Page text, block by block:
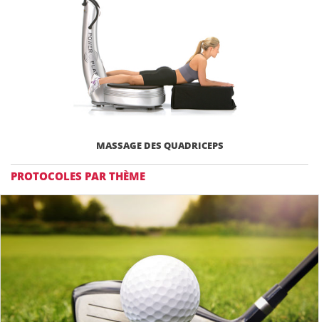
MASSAGE DES QUADRICEPS
PROTOCOLES PAR THÈME